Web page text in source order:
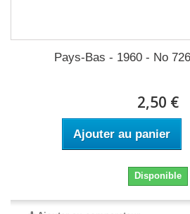
Pays-Bas - 1960 - No
2,50 €
Ajouter au panier
Disponible